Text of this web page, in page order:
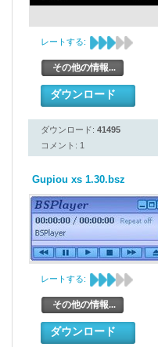
レートする:
その他の情報...
ダウンロード
ダウンロード: 41495
コメント: 1
Gupiou xs 1.30.bsz
レートする:
その他の情報...
ダウンロード